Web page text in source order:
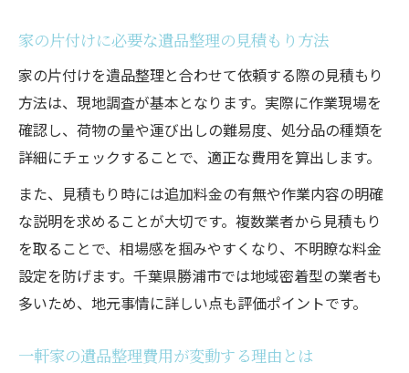
遺品整理の見積もりで確認すべき費用項目
家の片付けと遺品整理で変わる費用の違い
費用を抑える遺品整理のサービス選びのコ
ツ
安心して依頼できる家の片付け方法を紹介
遺品整理を安心して任せる業者選びの基準
家の片付けで重視したい遺品整理の対応力
遺品整理のプロによる片付けサポートの流
れ
家の片付けでよくある遺品整理サービスの
家の片付けに必要な遺品整理の見積もり方法
家の片付けを遺品整理と合わせて依頼する際の見積もり
方法は、現地調査が基本となります。実際に作業現場を
確認し、荷物の量や運び出しの難易度、処分品の種類を
詳細にチェックすることで、適正な費用を算出します。
また、見積もり時には追加料金の有無や作業内容の明確
な説明を求めることが大切です。複数業者から見積もり
を取ることで、相場感を掴みやすくなり、不明瞭な料金
設定を防げます。千葉県勝浦市では地域密着型の業者も
多いため、地元事情に詳しい点も評価ポイントです。
一軒家の遺品整理費用が変動する理由とは